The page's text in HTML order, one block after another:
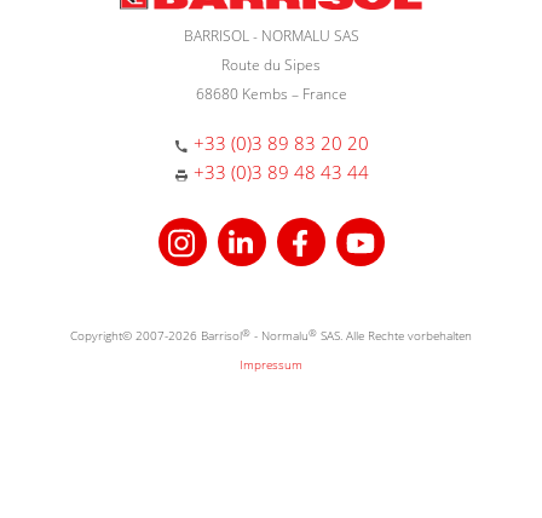
BARRISOL - NORMALU SAS
Route du Sipes
68680 Kembs – France
+33 (0)3 89 83 20 20
+33 (0)3 89 48 43 44
Copyright© 2007-2026 Barrisol® - Normalu® SAS. Alle Rechte vorbehalten
Impressum